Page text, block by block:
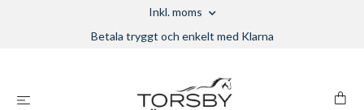
Inkl. moms
Betala tryggt och enkelt med Klarna